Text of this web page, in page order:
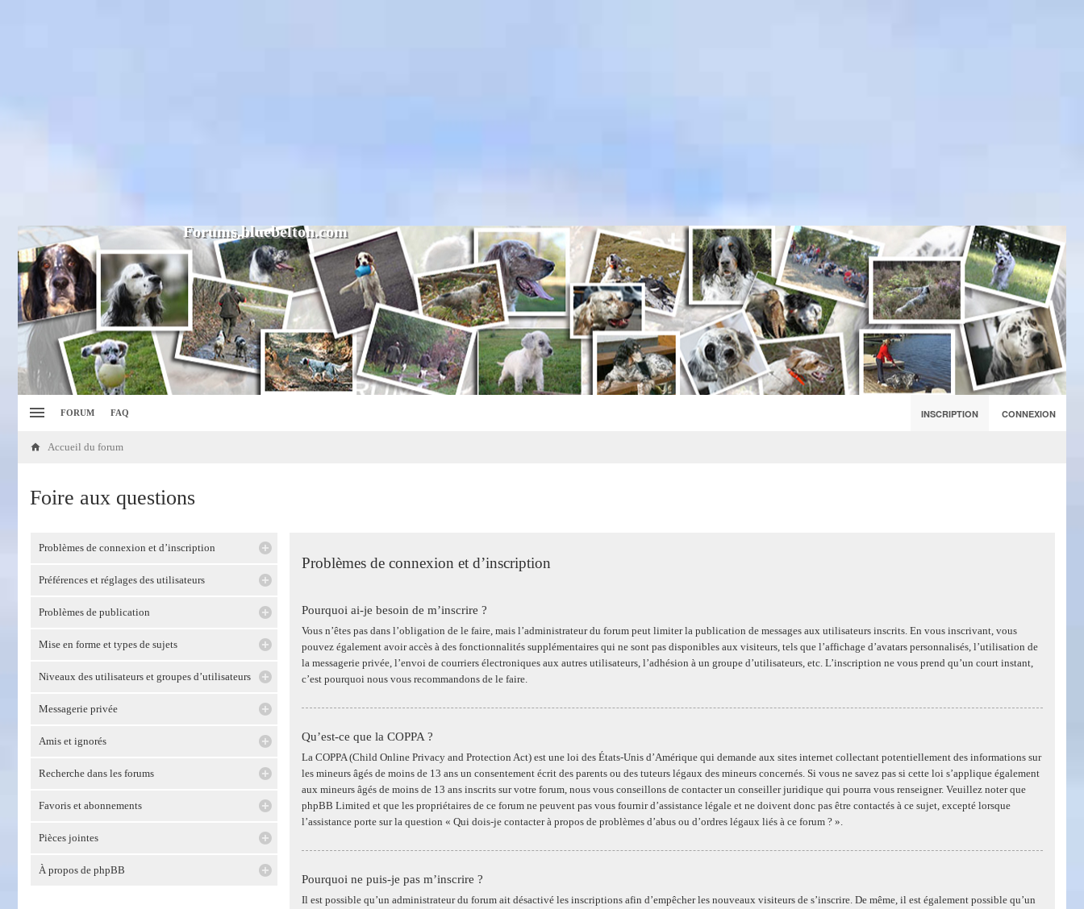
Forums.bluebelton.com
FORUM FAQ INSCRIPTION CONNEXION
Accueil du forum
Foire aux questions
Problèmes de connexion et d’inscription
Préférences et réglages des utilisateurs
Problèmes de publication
Mise en forme et types de sujets
Niveaux des utilisateurs et groupes d’utilisateurs
Messagerie privée
Amis et ignorés
Recherche dans les forums
Favoris et abonnements
Pièces jointes
À propos de phpBB
Problèmes de connexion et d’inscription
Pourquoi ai-je besoin de m’inscrire ?
Vous n’êtes pas dans l’obligation de le faire, mais l’administrateur du forum peut limiter la publication de messages aux utilisateurs inscrits. En vous inscrivant, vous
pouvez également avoir accès à des fonctionnalités supplémentaires qui ne sont pas disponibles aux visiteurs, tels que l’affichage d’avatars personnalisés, l’utilisation de
la messagerie privée, l’envoi de courriers électroniques aux autres utilisateurs, l’adhésion à un groupe d’utilisateurs, etc. L’inscription ne vous prend qu’un court instant,
c’est pourquoi nous vous recommandons de le faire.
Qu’est-ce que la COPPA ?
La COPPA (Child Online Privacy and Protection Act) est une loi des États-Unis d’Amérique qui demande aux sites internet collectant potentiellement des informations sur
les mineurs âgés de moins de 13 ans un consentement écrit des parents ou des tuteurs légaux des mineurs concernés. Si vous ne savez pas si cette loi s’applique également
aux mineurs âgés de moins de 13 ans inscrits sur votre forum, nous vous conseillons de contacter un conseiller juridique qui pourra vous renseigner. Veuillez noter que
phpBB Limited et que les propriétaires de ce forum ne peuvent pas vous fournir d’assistance légale et ne doivent donc pas être contactés à ce sujet, excepté lorsque
l’assistance porte sur la question « Qui dois-je contacter à propos de problèmes d’abus ou d’ordres légaux liés à ce forum ? ».
Pourquoi ne puis-je pas m’inscrire ?
Il est possible qu’un administrateur du forum ait désactivé les inscriptions afin d’empêcher les nouveaux visiteurs de s’inscrire. De même, il est également possible qu’un